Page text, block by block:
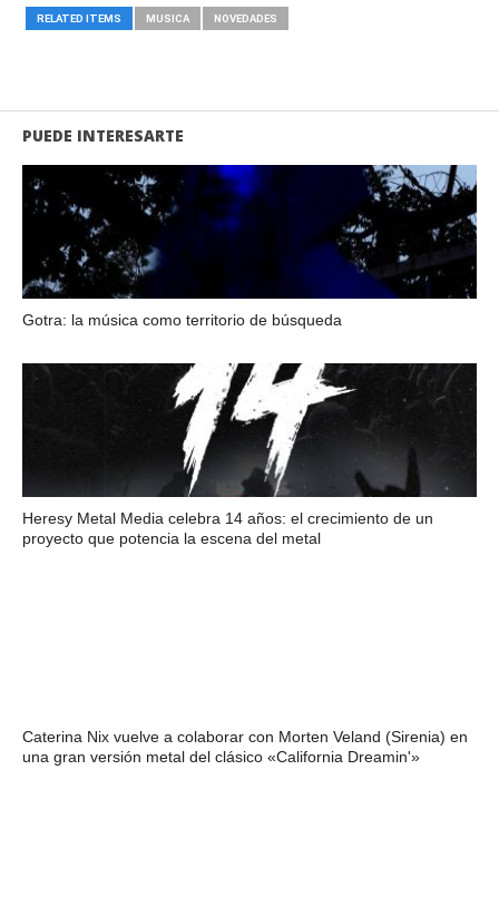
RELATED ITEMS MUSICA NOVEDADES
PUEDE INTERESARTE
Gotra: la música como territorio de búsqueda
Heresy Metal Media celebra 14 años: el crecimiento de un
proyecto que potencia la escena del metal
Caterina Nix vuelve a colaborar con Morten Veland (Sirenia) en
una gran versión metal del clásico «California Dreamin'»